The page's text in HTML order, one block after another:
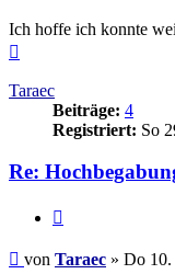
Ich hoffe ich konnte
Taraec
Beiträge: 4
Registriert: So
Re:
Beitrag
von Taraec » Do 10.